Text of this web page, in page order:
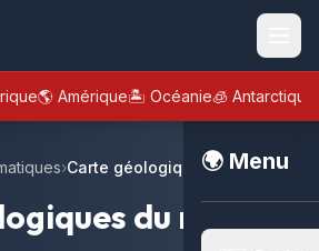
🌎 Amérique🏝️ Océanie🧊 Antarctique
🌍 Menu
›Carte géologiques du monde
du monde